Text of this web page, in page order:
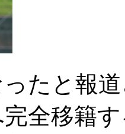
たと報
全移籍